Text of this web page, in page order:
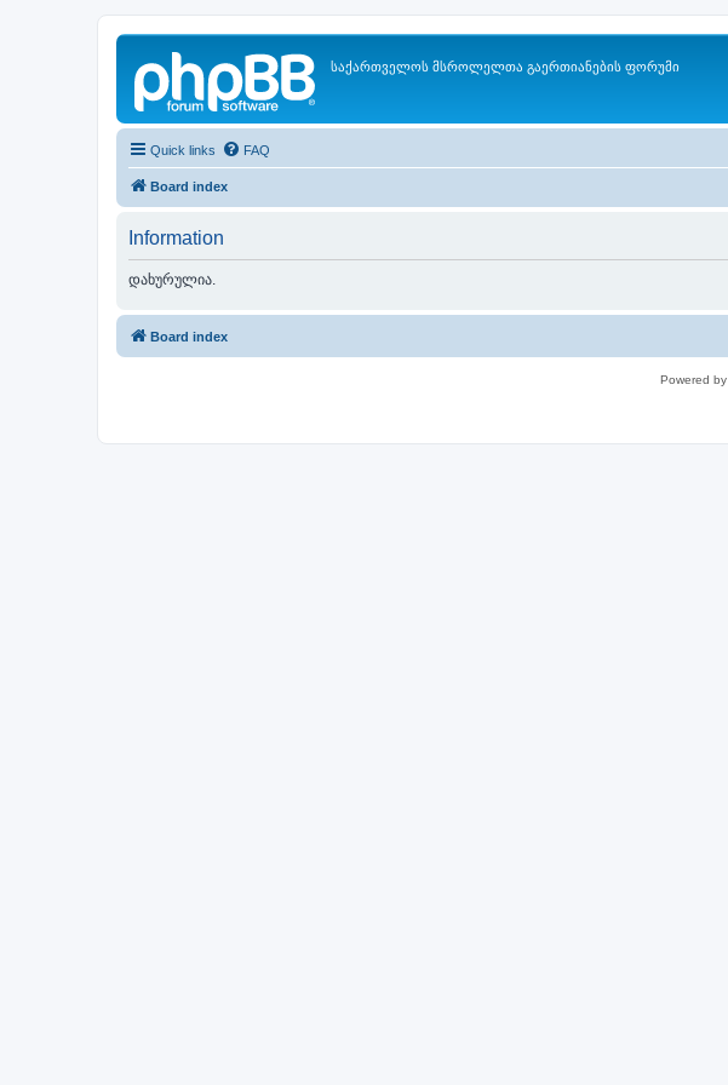
საქართველოს მსროლელთა გაერთიანების ფორუმი
Quick links FAQ
Board index
Information
დახურულია.
Board index
Powered by